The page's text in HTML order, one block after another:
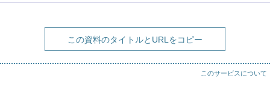
この資料のタイトルとURLをコピー
このサービスについて